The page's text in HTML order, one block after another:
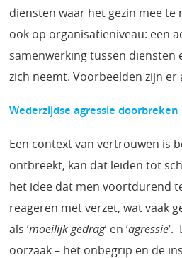
diensten waar het gezin mee te
ook op organisatieniveau: een
samenwerking tussen diensten
zich neemt. Voorbeelden zijn er
Wederzijdse agressie doorbreken
Een context van vertrouwen is
ontbreekt, kan dat leiden tot
het idee dat men voortdurend
reageren met verzet, wat vaak
als ‘moeilijk gedrag’ en ‘agressie’.
oorzaak – het onbegrip en de